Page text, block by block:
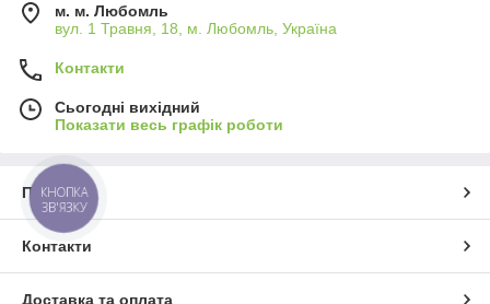
м. м. Любомль
вул. 1 Травня, 18, м. Любомль, Україна
Контакти
Сьогодні вихідний
Показати весь графік роботи
Про нас
Контакти
Доставка та оплата
КНОПКА
ЗВ'ЯЗКУ